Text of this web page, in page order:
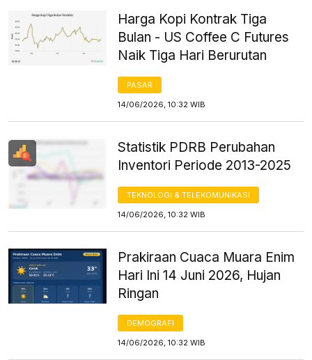
Harga Kopi Kontrak Tiga
Bulan - US Coffee C Futures
Naik Tiga Hari Berurutan
PASAR
14/06/2026, 10:32 WIB
Statistik PDRB Perubahan
Inventori Periode 2013-2025
TEKNOLOGI & TELEKOMUNIKASI
14/06/2026, 10:32 WIB
Prakiraan Cuaca Muara Enim
Hari Ini 14 Juni 2026, Hujan
Ringan
DEMOGRAFI
14/06/2026, 10:32 WIB